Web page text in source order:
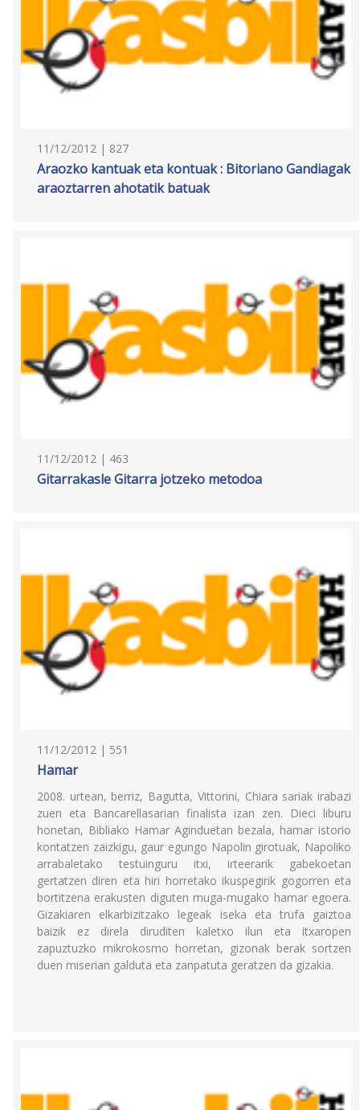
11/12/2012 | 827
Araozko kantuak eta kontuak : Bitoriano Gandiagak
araoztarren ahotatik batuak
11/12/2012 | 463
Gitarrakasle Gitarra jotzeko metodoa
11/12/2012 | 551
Hamar
2008. urtean, berriz, Bagutta, Vittorini, Chiara sariak irabazi
zuen eta Bancarellasarian finalista izan zen. Dieci liburu
honetan, Bibliako Hamar Aginduetan bezala, hamar istorio
kontatzen zaizkigu, gaur egungo Napolin girotuak, Napoliko
arrabaletako testuinguru itxi, irteerarik gabekoetan
gertatzen diren eta hiri horretako ikuspegirik gogorren eta
bortitzena erakusten diguten muga-mugako hamar egoera.
Gizakiaren elkarbizitzako legeak iseka eta trufa gaiztoa
baizik ez direla diruditen kaletxo ilun eta itxaropen
zapuztuzko mikrokosmo horretan, gizonak berak sortzen
duen miserian galduta eta zanpatuta geratzen da gizakia.